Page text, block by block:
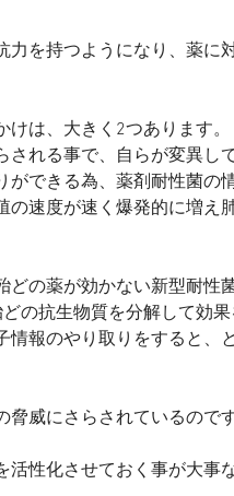
を持つようになり、薬に
は、大きく2つあります。
れる事で、自らが変異し
ができる為、薬剤耐性菌の
速度が速く爆発的に増え
の薬が効かない新型耐性
の抗生物質を分解して効
報のやり取りをすると、
威にさらされているのです
性化させておく事が大事な